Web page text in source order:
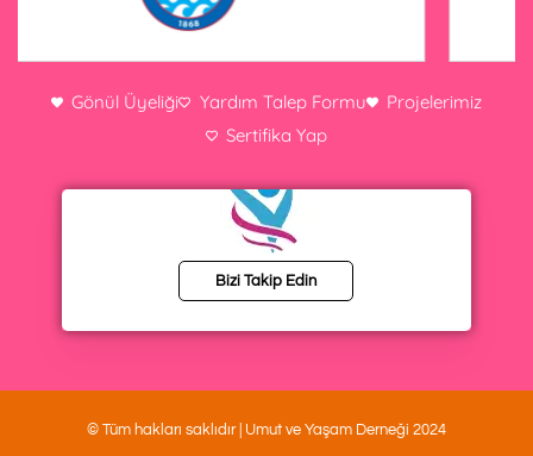
Gönül Üyeliği Yardım Talep Formu
Projelerimiz
Sertifika Yap
Bizi Takip Edin
© Tüm hakları saklıdır | Umut ve Yaşam Derneği 2024